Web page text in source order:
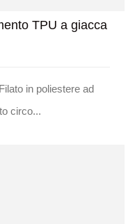
TPU a giacca
circo...